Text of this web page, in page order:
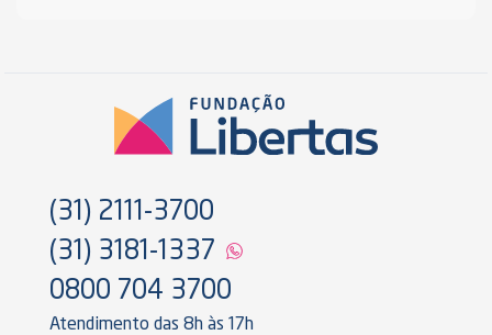
(31) 2111-3700
(31) 3181-1337
0800 704 3700
Atendimento das 8h às 17h